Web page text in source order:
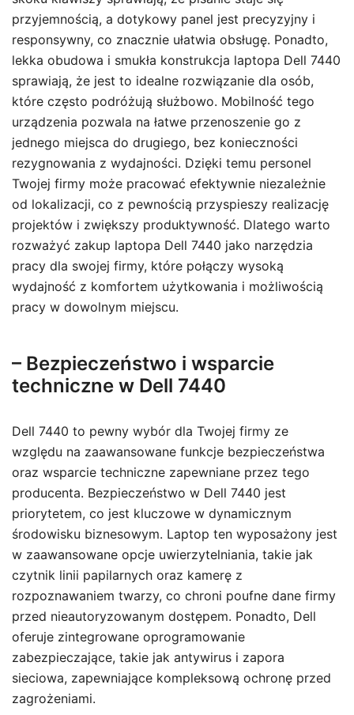
przyjemnością, a dotykowy panel jest precyzyjny i
responsywny, co znacznie ułatwia obsługę. Ponadto,
lekka obudowa i smukła konstrukcja laptopa Dell 7440
sprawiają, że jest to idealne rozwiązanie dla osób,
które często podróżują służbowo. Mobilność tego
urządzenia pozwala na łatwe przenoszenie go z
jednego miejsca do drugiego, bez konieczności
rezygnowania z wydajności. Dzięki temu personel
Twojej firmy może pracować efektywnie niezależnie
od lokalizacji, co z pewnością przyspieszy realizację
projektów i zwiększy produktywność. Dlatego warto
rozważyć zakup laptopa Dell 7440 jako narzędzia
pracy dla swojej firmy, które połączy wysoką
wydajność z komfortem użytkowania i możliwością
pracy w dowolnym miejscu.
– Bezpieczeństwo i wsparcie
techniczne w Dell 7440
Dell 7440 to pewny wybór dla Twojej firmy ze
względu na zaawansowane funkcje bezpieczeństwa
oraz wsparcie techniczne zapewniane przez tego
producenta. Bezpieczeństwo w Dell 7440 jest
priorytetem, co jest kluczowe w dynamicznym
środowisku biznesowym. Laptop ten wyposażony jest
w zaawansowane opcje uwierzytelniania, takie jak
czytnik linii papilarnych oraz kamerę z
rozpoznawaniem twarzy, co chroni poufne dane firmy
przed nieautoryzowanym dostępem. Ponadto, Dell
oferuje zintegrowane oprogramowanie
zabezpieczające, takie jak antywirus i zapora
sieciowa, zapewniające kompleksową ochronę przed
zagrożeniami.